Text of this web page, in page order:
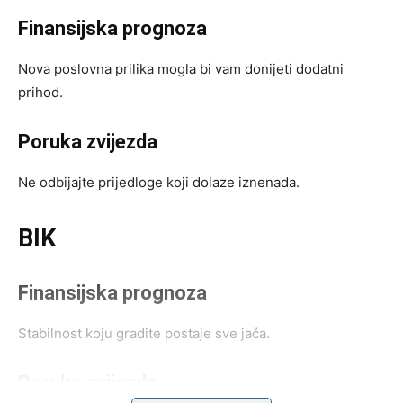
Finansijska prognoza
Nova poslovna prilika mogla bi vam donijeti dodatni
prihod.
Poruka zvijezda
Ne odbijajte prijedloge koji dolaze iznenada.
BIK
Finansijska prognoza
Stabilnost koju gradite postaje sve jača.